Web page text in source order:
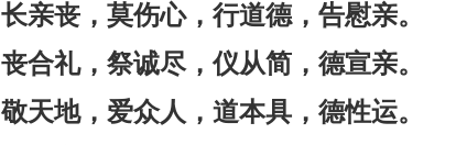
长亲丧，莫伤心，行道德，告慰亲。
丧合礼，祭诚尽，仪从简，德宣亲。
敬天地，爱众人，道本具，德性运。